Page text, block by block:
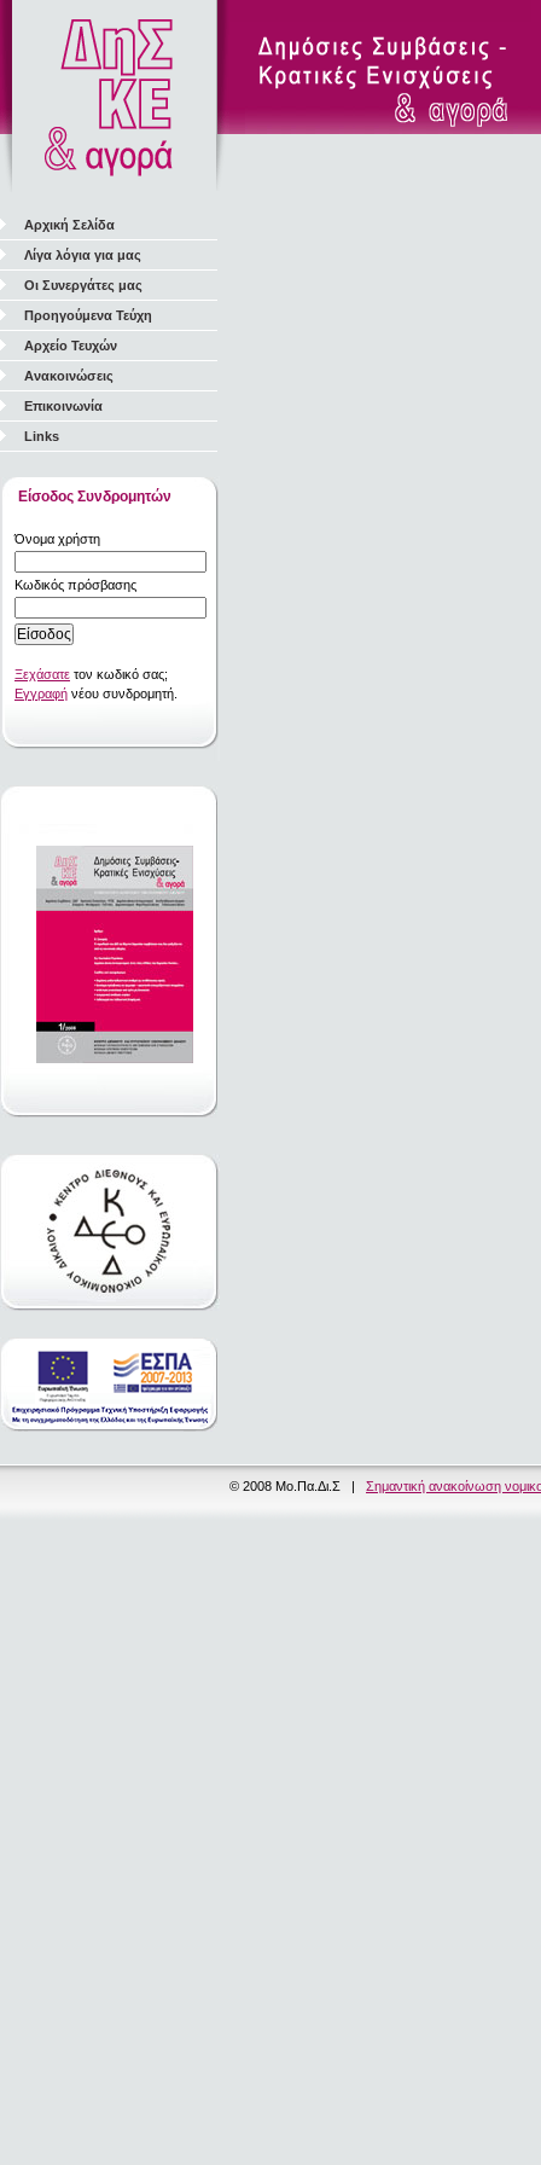
Αρχική Σελίδα
Λίγα λόγια για μας
Οι Συνεργάτες μας
Προηγούμενα Τεύχη
Αρχείο Τευχών
Ανακοινώσεις
Επικοινωνία
Links
Είσοδος Συνδρομητών
Όνομα χρήστη
Κωδικός πρόσβασης
Ξεχάσατε τον κωδικό σας;
Εγγραφή νέου συνδρομητή.
© 2008 Μο.Πα.Δι.Σ | Σημαντική ανακοίνωση